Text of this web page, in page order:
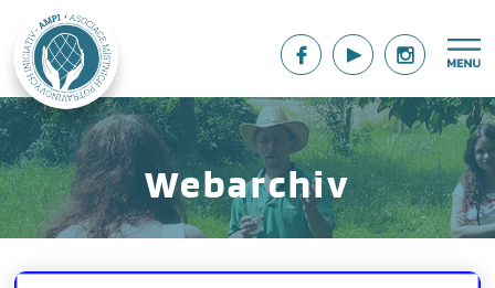
Webarchiv